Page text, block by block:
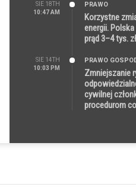
SIE 18TH
10:47 AM
PRAWO
Korzystne
energii.
prąd 3–4 tys.
SIE 14TH
10:03 PM
PRAWO
Zmniejszanie
cywilnej
procedurom